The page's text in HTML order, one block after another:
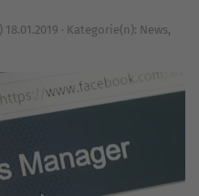
18.01.2019 · Kategorie(n): News,